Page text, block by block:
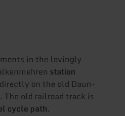
in the lovingly
station
on the old Daun-
old railroad track is
cycle path.